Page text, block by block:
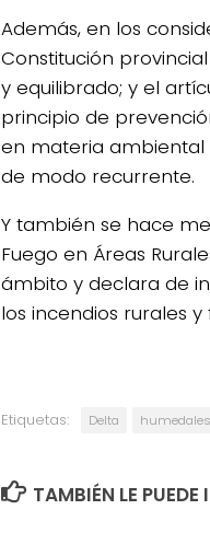
Además, en los
Constitución
y equilibrado; y el
principio de
en materia ambiental
de modo recurrente.
Y también se hace
Fuego en Áreas
ámbito y declara de
los incendios rurales
Etiquetas: Delta humedales
TAMBIÉN LE PUEDE